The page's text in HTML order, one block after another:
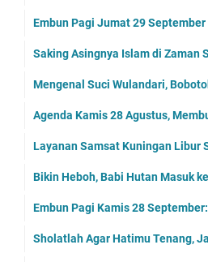
Embun Pagi Jumat 29 September
Saking Asingnya Islam di Zaman
Mengenal Suci Wulandari,
Agenda Kamis 28 Agustus,
Layanan Samsat Kuningan Libur
Bikin Heboh, Babi Hutan Masuk
Embun Pagi Kamis 28
Sholatlah Agar Hatimu Tenang,